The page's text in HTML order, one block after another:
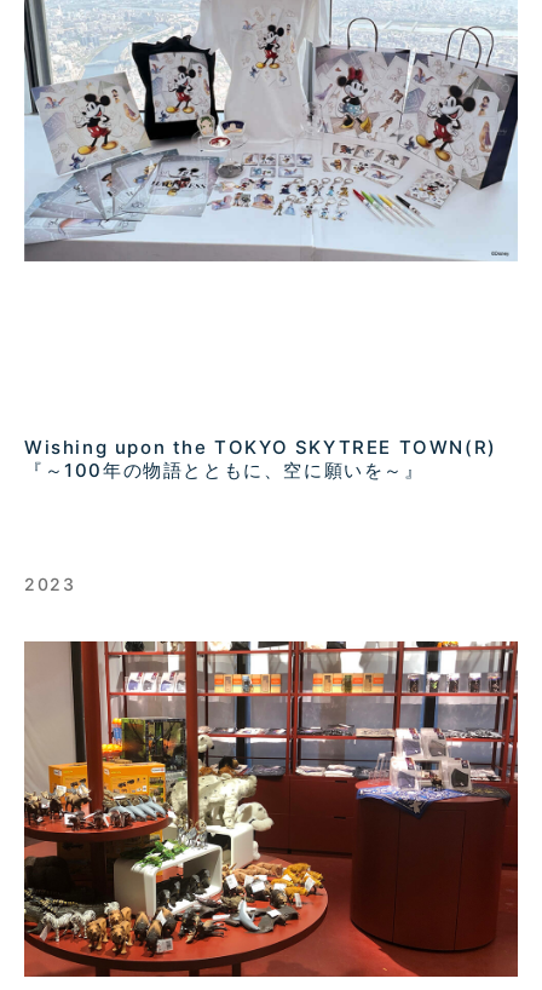
Wishing upon the TOKYO SKYTREE TOWN(R)
『～100年の物語とともに、空に願いを～』
2023